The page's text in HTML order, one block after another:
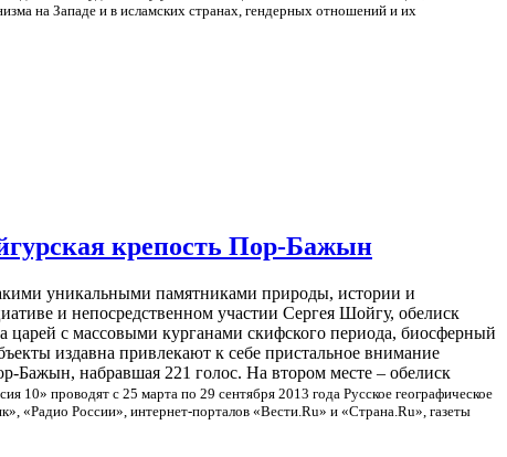
на Западе и в исламских странах, гендерных отношений и их
крепость Пор-Бажын
уникальными памятниками природы, истории и
и непосредственном участии Сергея Шойгу, обелиск
с массовыми курганами скифского периода, биосферный
издавна привлекают к себе пристальное внимание
Бажын, набравшая 221 голос. На втором месте – обелиск
10» проводят с 25 марта по 29 сентября 2013 года Русское географическое
«Радио России», интернет-порталов «Вести.Ru» и «Страна.Ru», газеты